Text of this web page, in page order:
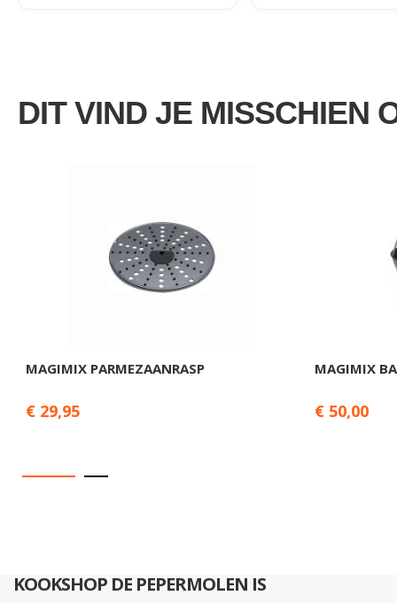
DIT VIND JE MISSCHIEN
MAGIMIX PARMEZAANRASP
€ 29,95
MAGIMIX
€ 50,00
KOOKSHOP DE PEPERMOLEN IS